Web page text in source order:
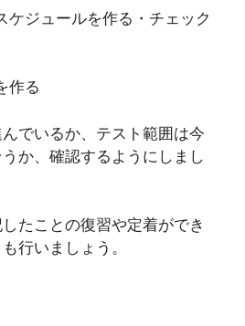
ケジュールを作る・チェック
作る
でいるか、テスト範囲は今
か、確認するようにしまし
たことの復習や定着ができ
行いましょう。